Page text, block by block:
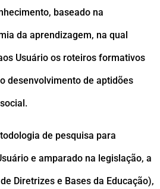
baseado na
da aprendizagem, na qual
Usuário os roteiros formativos
desenvolvimento de aptidões
de pesquisa para
e amparado na legislação, a
Diretrizes e Bases da Educação),